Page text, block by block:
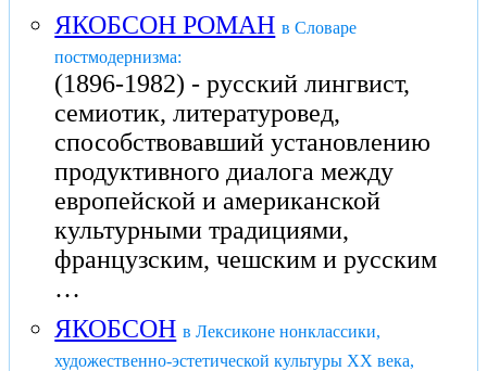
ЯКОБСОН РОМАН в Словаре
постмодернизма:
(1896-1982) - русский лингвист,
семиотик, литературовед,
способствовавший установлению
продуктивного диалога между
европейской и американской
культурными традициями,
французским, чешским и русским
…
ЯКОБСОН в Лексиконе нонклассики,
художественно-эстетической культуры XX века,